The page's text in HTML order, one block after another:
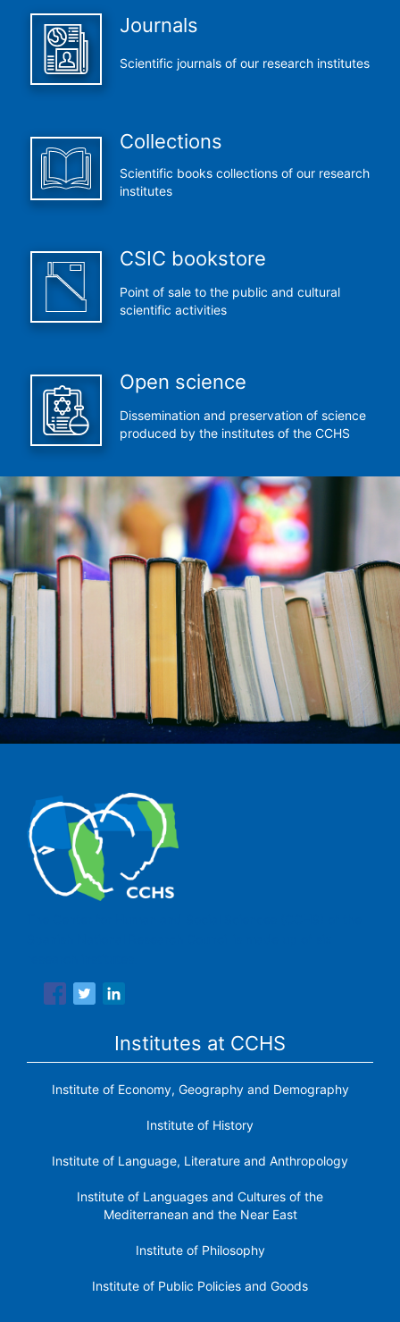
Journals
Scientific journals of our research institutes
Collections
Scientific books collections of our research
institutes
CSIC bookstore
Point of sale to the public and cultural
scientific activities
Open science
Dissemination and preservation of science
produced by the institutes of the CCHS
Institutes at CCHS
Institute of Economy, Geography and Demography
Institute of History
Institute of Language, Literature and Anthropology
Institute of Languages ​​and Cultures of the
Mediterranean and the Near East
Institute of Philosophy
Institute of Public Policies and Goods